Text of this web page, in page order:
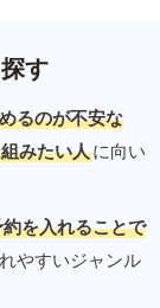
す
るのが不安な
みたい人に向い
を入れることで
やすいジャンル